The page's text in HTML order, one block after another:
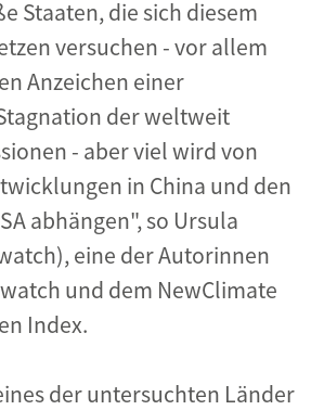
Staaten, die sich diesem
versuchen - vor allem
Anzeichen einer
der weltweit
- aber viel wird von
in China und den
abhängen", so Ursula
eine der Autorinnen
und dem NewClimate
Index.
der untersuchten Länder